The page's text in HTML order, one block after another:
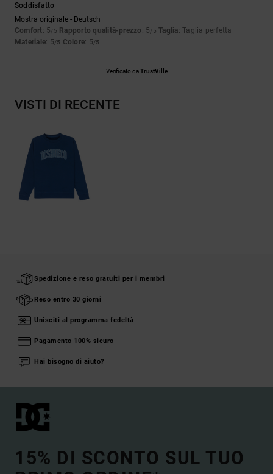
Soddisfatto
Mostra originale - Deutsch
Comfort: 5/5 Rapporto qualità-prezzo : 5/5 Taglia: Taglia perfetta
Materiale: 5/5 Colore: 5/5
Verificato daTrustVille
VISTI DI RECENTE
Spedizione e reso gratuiti per i membri
Reso entro 30 giorni
Unisciti al programma fedeltà
Pagamento 100% sicuro
Hai bisogno di aiuto?
15% DI SCONTO SUL TUO